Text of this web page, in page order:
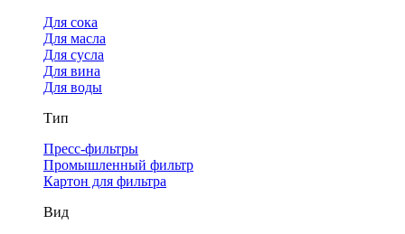
Для сока
Для масла
Для сусла
Для вина
Для воды
Тип
Пресс-фильтры
Промышленный фильтр
Картон для фильтра
Вид